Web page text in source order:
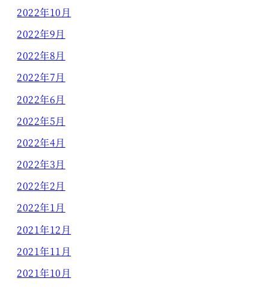
2022年10月
2022年9月
2022年8月
2022年7月
2022年6月
2022年5月
2022年4月
2022年3月
2022年2月
2022年1月
2021年12月
2021年11月
2021年10月